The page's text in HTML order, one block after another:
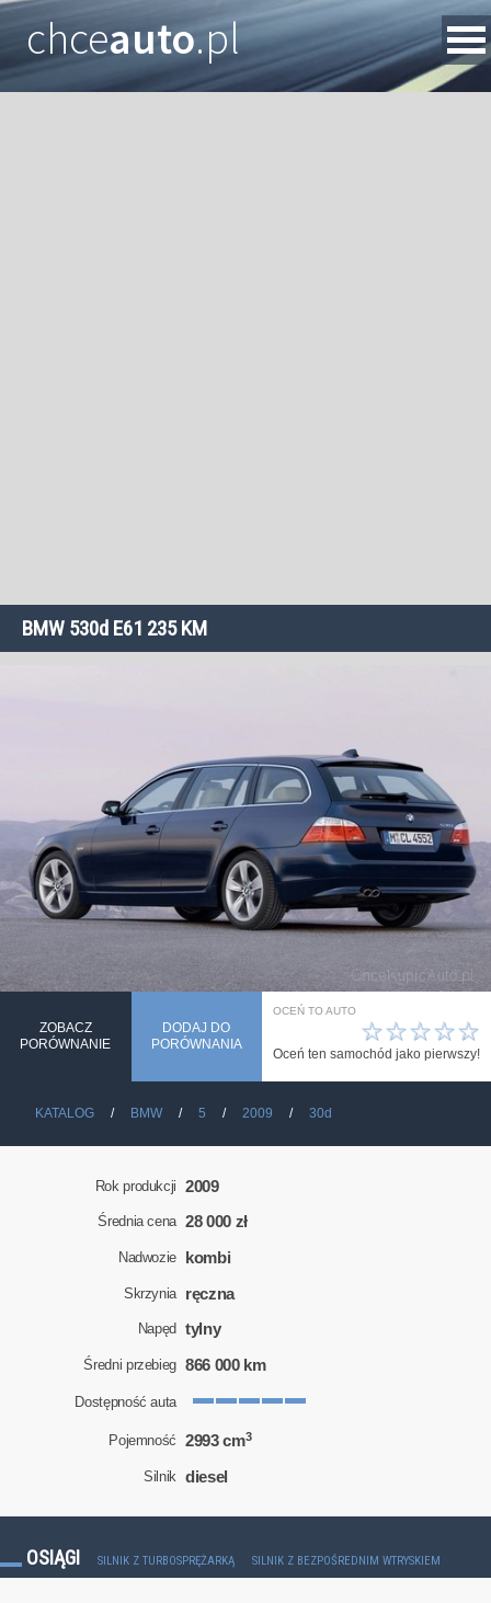
chceauto.pl
BMW 530d E61 235 KM
ZOBACZ
PORÓWNANIE
DODAJ DO
PORÓWNANIA
OCEŃ TO AUTO
☆
☆
☆
☆
☆
Oceń ten samochód jako pierwszy!
KATALOG BMW 5 2009 30d
Rok produkcji 2009
Średnia cena 28 000 zł
Nadwozie kombi
Skrzynia ręczna
Napęd tylny
Średni przebieg 866 000 km
Dostępność auta
Pojemność 2993 cm3
Silnik diesel
OSIĄGI SILNIK Z TURBOSPRĘŻARKĄ SILNIK Z BEZPOŚREDNIM WTRYSKIEM